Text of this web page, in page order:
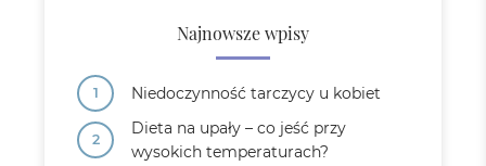
Najnowsze wpisy
Niedoczynność tarczycy u kobiet
Dieta na upały – co jeść przy
wysokich temperaturach?